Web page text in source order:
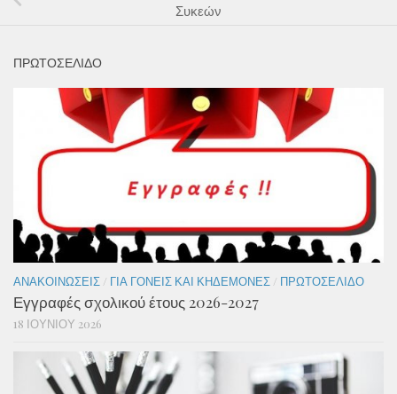
Συκεών
ΠΡΩΤΟΣΕΛΙΔΟ
ΑΝΑΚΟΙΝΏΣΕΙΣ / ΓΙΑ ΓΟΝΕΊΣ ΚΑΙ ΚΗΔΕΜΌΝΕΣ / ΠΡΩΤΟΣΈΛΙΔΟ
Εγγραφές σχολικού έτους 2026-2027
18 ΙΟΥΝΊΟΥ 2026